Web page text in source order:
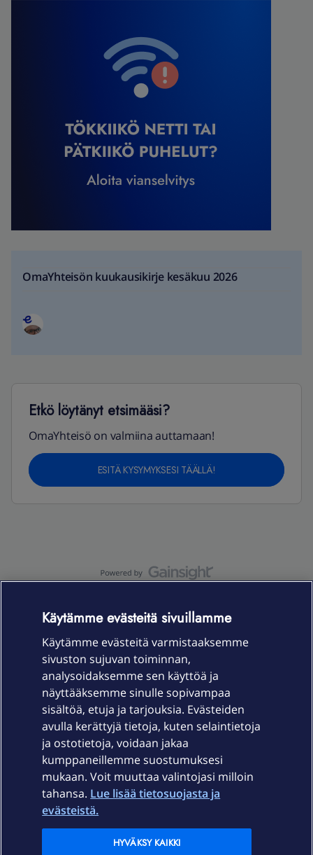
OmaYhteisön kuukausikirje kesäkuu 2026
Etkö löytänyt etsimääsi?
OmaYhteisö on valmiina auttamaan!
ESITÄ KYSYMYKSESI TÄÄLLÄ!
Laitteet & liittymät
Palvelut
Ajankohtaista
Elisa Oyj
Käytämme evästeitä sivuillamme
Käytämme evästeitä varmistaaksemme
sivuston sujuvan toiminnan,
analysoidaksemme sen käyttöä ja
näyttääksemme sinulle sopivampaa
sisältöä, etuja ja tarjouksia. Evästeiden
avulla kerättyjä tietoja, kuten selaintietoja
ja ostotietoja, voidaan jakaa
kumppaneillemme suostumuksesi
mukaan. Voit muuttaa valintojasi milloin
tahansa. Lue lisää tietosuojasta ja
evästeistä.
HYVÄKSY KAIKKI